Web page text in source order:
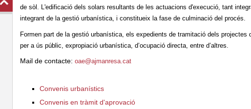
de sòl. L'edificació dels solars resultants de les actuacions d'execució, tant
integrant de la gestió urbanística, i constitueix la fase de culminació del procés.
Formen part de la gestió urbanística, els expedients de tramitació dels projectes
per a ús públic, expropiació urbanística, d’ocupació directa, entre d’altres.
Mail de contacte: oae@ajmanresa.cat
Convenis urbanístics
Convenis en tràmit d'aprovació